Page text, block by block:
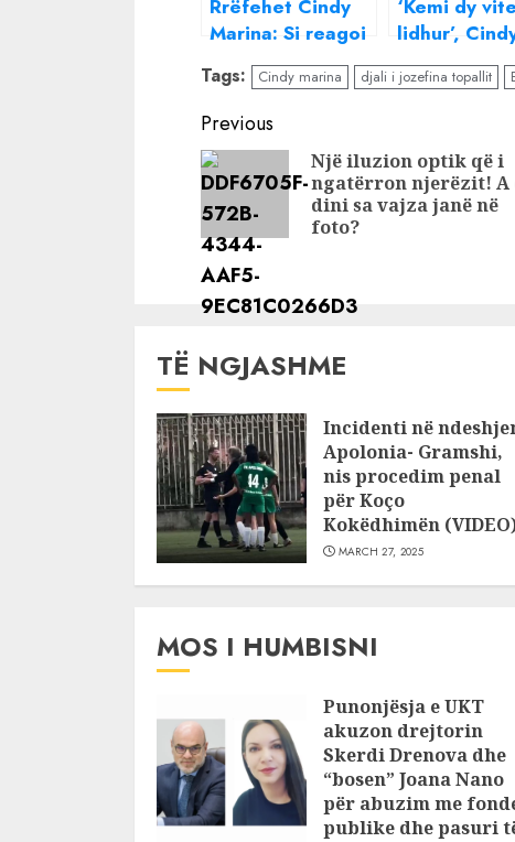
Rrëfehet Cindy
Marina: Si reagoi
familja kur i
thashë se jam e
lidhur me djalin e
Jozefina Topallit
‘Kemi dy
lidhur’,
Marina flet
herë të
Topallit,
Tags: Cindy marina djali i jozefina topallit
Continue
Reading
Previous
Një iluzion oрtik që i
ngatërron njerëzit! A
dini ѕa vajza janë në
foto?
TË NGJASHME
Incidenti në
Apolonia- Gramshi,
nis procedim penal
për Koço
Kokëdhimën
MARCH 27, 2025
MOS I HUMBISNI
Punonjësja e UKT
akuzon drejtorin
Skerdi Drenova dhe
“bosen” Joana Nano
për abuzim me
publike dhe pasuri